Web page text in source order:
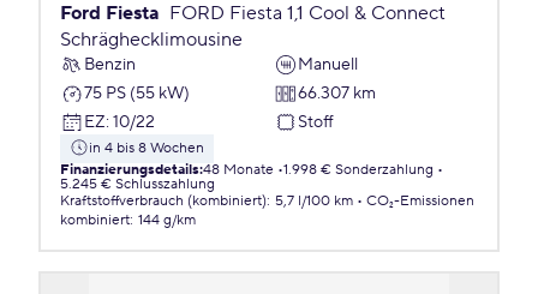
Ford Fiesta FORD Fiesta 1,1 Cool & Connect
Schräghecklimousine
Benzin
Manuell
75 PS (55 kW)
66.307 km
EZ: 10/22 Stoff
in 4 bis 8 Wochen
Finanzierungsdetails:48 Monate 1.998 € Sonderzahlung
5.245 € Schlusszahlung
Kraftstoffverbrauch (kombiniert): 5,7 l/100 km
CO₂-Emissionen
kombiniert: 144 g/km